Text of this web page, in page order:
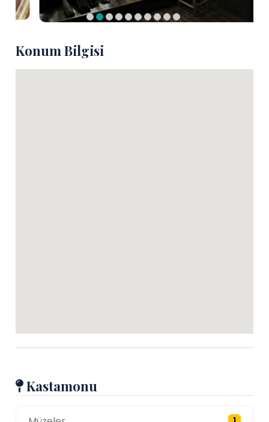
Konum Bilgisi
Kastamonu
1